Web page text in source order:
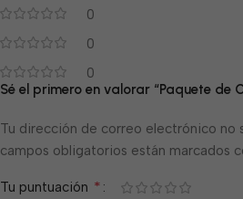
0
0
0
Sé el primero en valorar “Paquete de
Tu dirección de correo electrónico no
campos obligatorios están marcados
Tu puntuación *